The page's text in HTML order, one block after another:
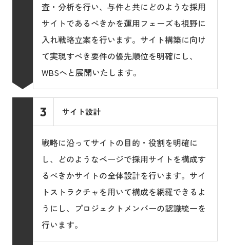
査・分析を行い、与件と共にどのような採用
サイトであるべきかを運用フェーズも視野に
入れ戦略立案を行います。サイト構築に向け
て実現すべき要件の優先順位を明確にし、
WBSへと展開いたします。
3 サイト設計
戦略に沿ってサイトの目的・役割を明確に
し、どのようなページで採用サイトを構成す
るべきかサイトの全体設計を行います。サイ
トストラクチャを用いて構成を網羅できるよ
うにし、プロジェクトメンバーの認識統一を
行います。